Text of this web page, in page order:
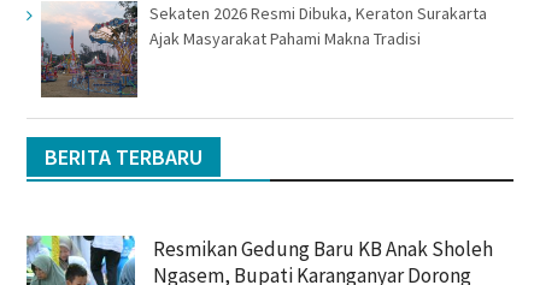
Sekaten 2026 Resmi Dibuka, Keraton Surakarta
Ajak Masyarakat Pahami Makna Tradisi
BERITA TERBARU
Resmikan Gedung Baru KB Anak Sholeh
Ngasem, Bupati Karanganyar Dorong